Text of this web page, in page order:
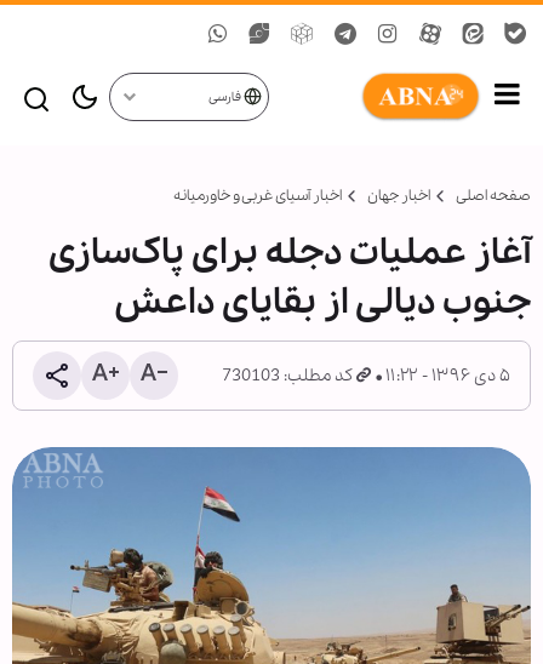
فارسی
صفحه اصلی اخبار جهان اخبار آسیای غربی و خاورمیانه
آغاز عملیات دجله برای پاک‌سازی
جنوب دیالی از بقایای داعش
۵ دی ۱۳۹۶ - ۱۱:۲۲ کد مطلب: 730103